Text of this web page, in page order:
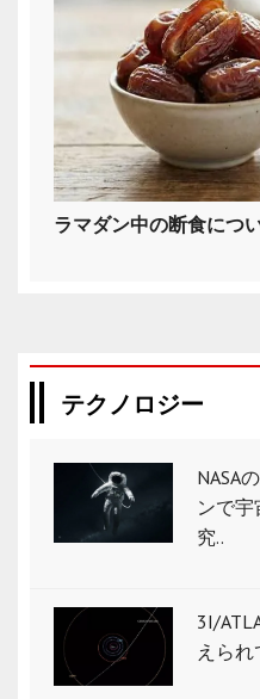
ラマダン中の断食につ
テクノロジー
NASA
ンで
究..
3I/
えられ